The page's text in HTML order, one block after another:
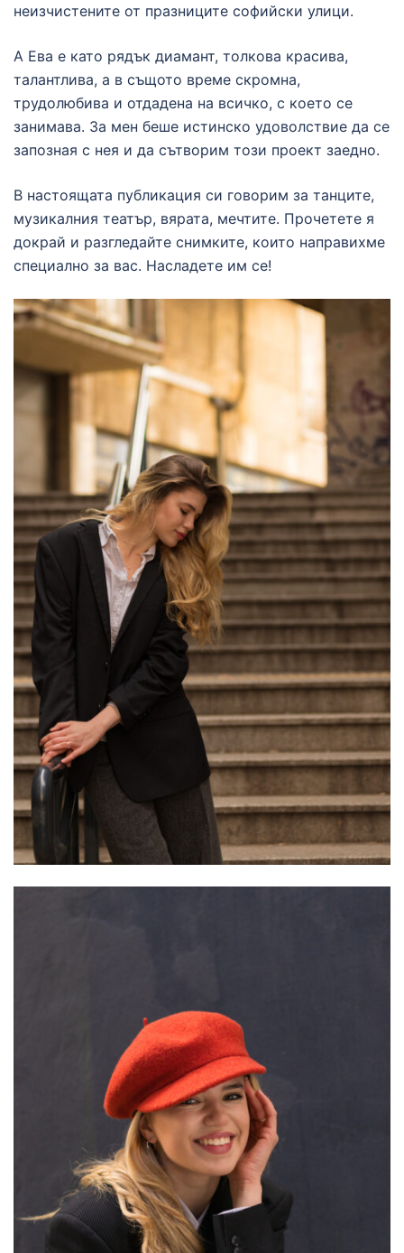
неизчистените от празниците софийски улици.
А Ева е като рядък диамант, толкова красива,
талантлива, а в същото време скромна,
трудолюбива и отдадена на всичко, с което се
занимава. За мен беше истинско удоволствие да се
запозная с нея и да сътворим този проект заедно.
В настоящата публикация си говорим за танците,
музикалния театър, вярата, мечтите. Прочетете я
докрай и разгледайте снимките, които направихме
специално за вас. Насладете им се!